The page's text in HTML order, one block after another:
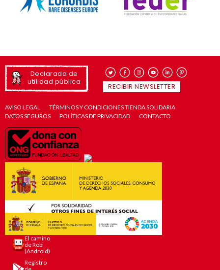
Declarada de
utilidad pública
RECIBIR NEWSLETTER
AVISO LEGAL
TÉRMINOS Y CONDICIONES TIENDA SOLIDARIA
DATOS SEGUROS
POLÍTICAS DE PRIVACIDAD CONTACTO
El camino
de Robi
(Android)
Registro